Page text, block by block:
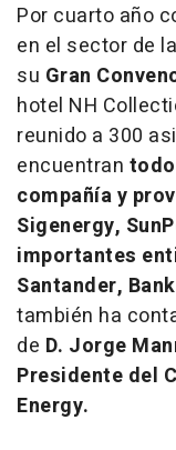
Por cuarto año
en el sector de
su Gran
hotel NH
reunido a 300
encuentran
compañía y
Sigenergy,
importantes
Santander,
también ha
de D. Jorge
Presidente del
Energy.